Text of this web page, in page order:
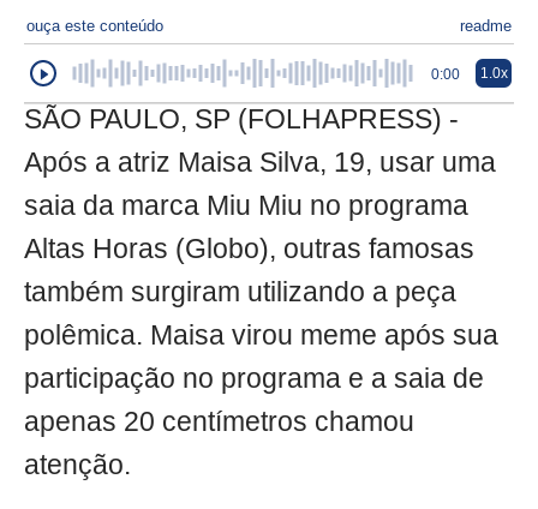
ouça este conteúdo readme
0:00 1.0x
SÃO PAULO, SP (FOLHAPRESS) -
Após a atriz Maisa Silva, 19, usar uma
saia da marca Miu Miu no programa
Altas Horas (Globo), outras famosas
também surgiram utilizando a peça
polêmica. Maisa virou meme após sua
participação no programa e a saia de
apenas 20 centímetros chamou
atenção.